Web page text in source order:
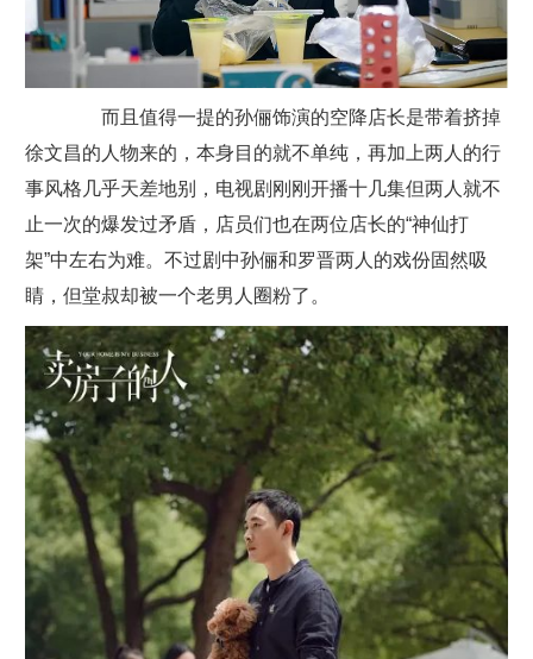
而且值得一提的孙俪饰演的空降店长是带着挤掉
徐文昌的人物来的，本身目的就不单纯，再加上两人的行
事风格几乎天差地别，电视剧刚刚开播十几集但两人就不
止一次的爆发过矛盾，店员们也在两位店长的“神仙打
架”中左右为难。不过剧中孙俪和罗晋两人的戏份固然吸
睛，但堂叔却被一个老男人圈粉了。